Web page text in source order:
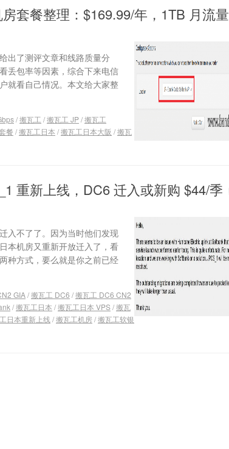
套餐整理：$169.99/年，1TB 月流量
出了测评文章和线路质量分
丢包率等因素，综合下来电信
就看自己情况。本文给大家整
/搬瓦工 /搬瓦工 JP/搬瓦工
餐 /搬瓦工日本 /搬瓦工日本大阪 /搬瓦
重新上线，DC6 迁入或新购 $44/季
入不了了。因为当时他们发现
本机房又重新开放迁入了，看
种方式，要么就是你之前已经
GIA/搬瓦工 DC6 /搬瓦工 DC6 CN2
/搬瓦工日本 /搬瓦工日本 VPS/搬瓦
日本重新上线 /搬瓦工机房/搬瓦工软银